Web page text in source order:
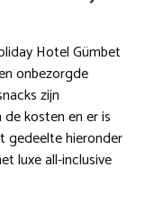
Hotel Gümbet
onbezorgde
zijn
kosten en er is
gedeelte hieronder
luxe all-inclusive